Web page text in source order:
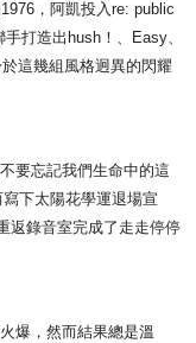
or more
or more
，阿凱投入re: public
打造出hush！、Easy、
這幾組風格迥異的閃耀
要忘記我們生命中的這
下太陽花學運退場宣
返錄音室完成了走走停停
爆，然而結果總是溫